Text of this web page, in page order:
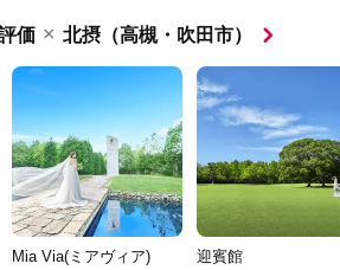
価 × 北摂（高槻・吹田市）
Mia Via(ミアヴィア) 迎賓館